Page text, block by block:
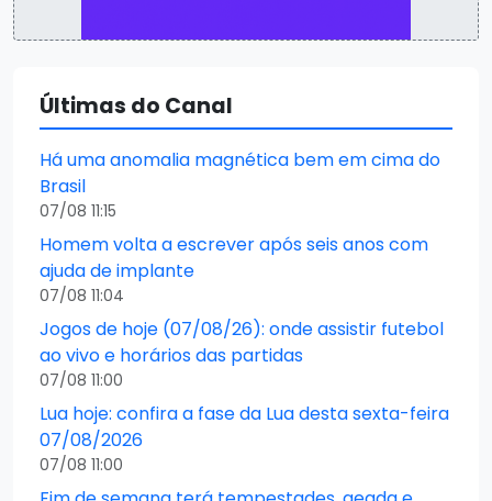
Últimas do Canal
Há uma anomalia magnética bem em cima do
Brasil
07/08 11:15
Homem volta a escrever após seis anos com
ajuda de implante
07/08 11:04
Jogos de hoje (07/08/26): onde assistir futebol
ao vivo e horários das partidas
07/08 11:00
Lua hoje: confira a fase da Lua desta sexta-feira
07/08/2026
07/08 11:00